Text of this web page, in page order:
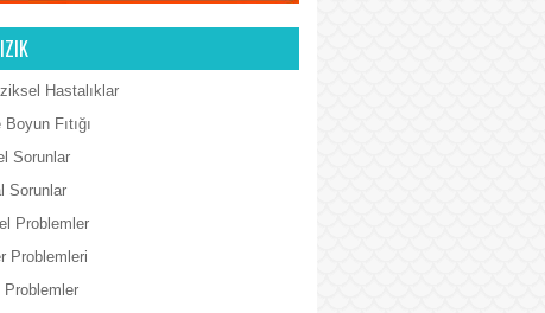
Hastalıklar
Fıtığı
Sorunlar
Sorunlar
Problemler
Problemleri
Problemler